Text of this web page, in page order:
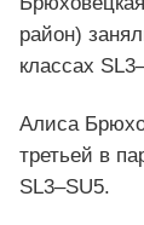
район)
классах
Алиса
третьей в
SL3–SU5.